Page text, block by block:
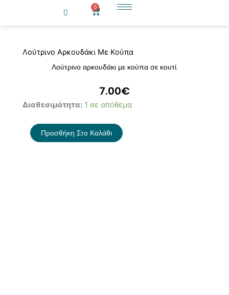
0
Cart
Λούτρινο Αρκουδάκι Με Κούπα
Λούτρινο αρκουδάκι με κούπα σε κουτί.
7.00€
Διαθεσιμότητα: 1 σε απόθεμα
Λούτρινο
Κούπα
ποσότητα
Προσθήκη Στο Καλάθι